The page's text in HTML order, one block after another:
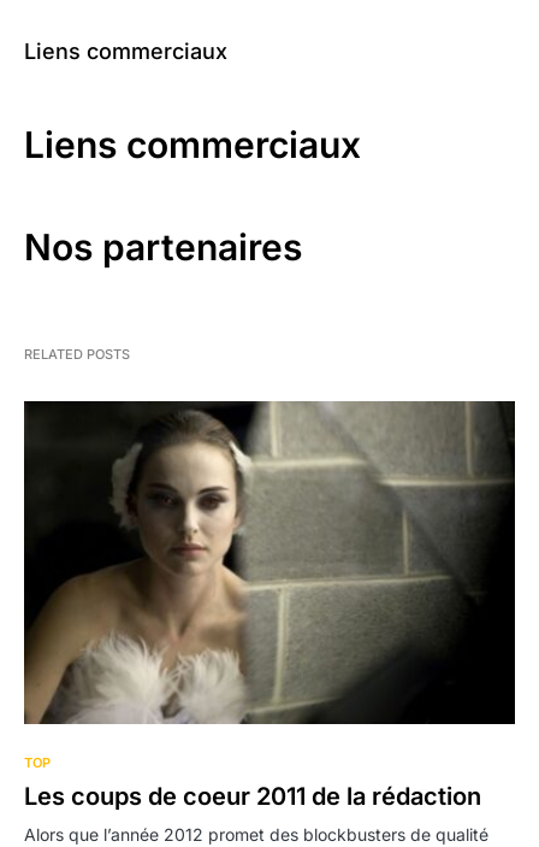
Liens commerciaux
Liens commerciaux
Nos partenaires
RELATED POSTS
TOP
Les coups de coeur 2011 de la rédaction
Alors que l’année 2012 promet des blockbusters de qualité